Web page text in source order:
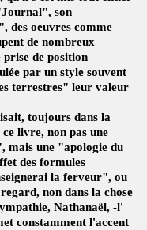
son
des oeuvres comme
de nombreux
de position
par un style souvent
terrestres" leur valeur
toujours dans la
livre, non pas une
mais une "apologie du
des formules
la ferveur", ou
non dans la chose
Nathanaël, -l'
constamment l'accent